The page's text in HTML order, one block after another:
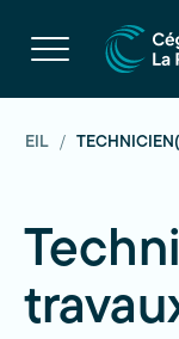
Ouvrir
la
navigation